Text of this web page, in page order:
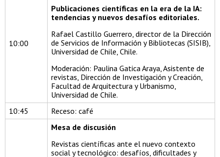
10:00
Publicaciones científicas en la era de la IA:
tendencias y nuevos desafíos editoriales.
Rafael Castillo Guerrero, director de la Dirección
de Servicios de Información y Bibliotecas (SISIB),
Universidad de Chile, Chile.
Moderación: Paulina Gatica Araya, Asistente de
revistas, Dirección de Investigación y Creación,
Facultad de Arquitectura y Urbanismo,
Universidad de Chile.
10:45
Receso: café
Mesa de discusión
Revistas científicas ante el nuevo contexto
social y tecnológico: desafíos, dificultades y